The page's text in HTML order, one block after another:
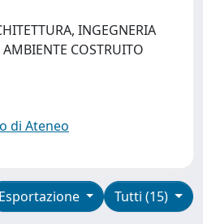
INGEGNERIA
COSTRUITO
di Ateneo
Tutti (15)
Esportazione